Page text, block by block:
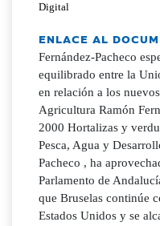
Digital
ENLACE AL
Fernández-Pacheco
equilibrado entre la
en relación a los
Agricultura Ramón
2000 Hortalizas y
Pesca, Agua y
Pacheco , ha
Parlamento de
que Bruselas continúe
Estados Unidos y se